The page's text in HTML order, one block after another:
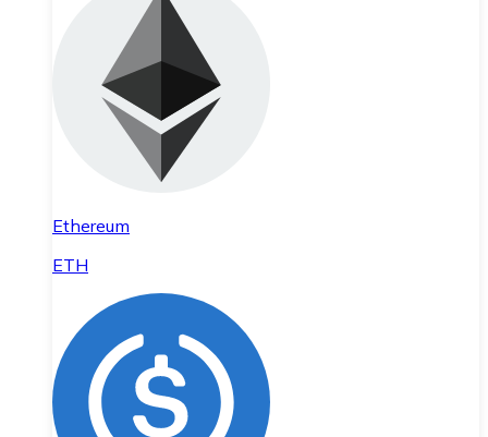
Ethereum
ETH